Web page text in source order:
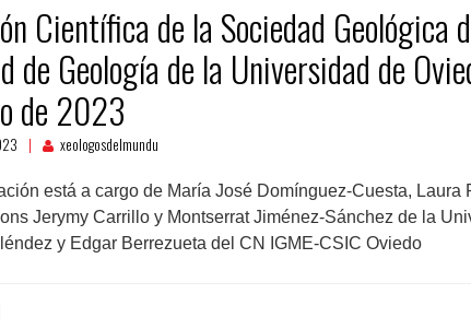
Científica de la Sociedad Geológica
de Geología de la Universidad de
de 2023
xeologosdelmundu
está a cargo de María José Domínguez-Cuesta, Laura
Jerymy Carrillo y Montserrat Jiménez-Sánchez de la
y Edgar Berrezueta del CN IGME-CSIC Oviedo